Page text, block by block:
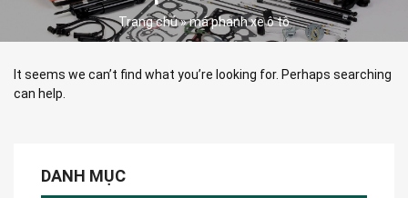
Trang chủ»má phanh xe ô tô
DANH MỤC
It seems we can’t find what you’re looking for. Perhaps searching
can help.